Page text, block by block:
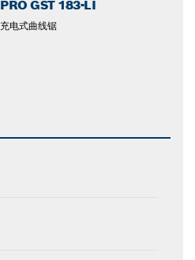
PRO GST 183-LI
充电式曲线锯